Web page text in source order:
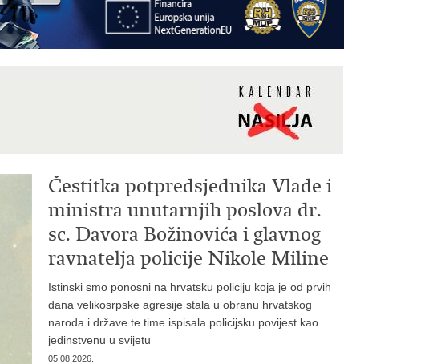
Čestitka potpredsjednika Vlade i
ministra unutarnjih poslova dr.
sc. Davora Božinovića i glavnog
ravnatelja policije Nikole Miline
Istinski smo ponosni na hrvatsku policiju koja je od prvih
dana velikosrpske agresije stala u obranu hrvatskog
naroda i države te time ispisala policijsku povijest kao
jedinstvenu u svijetu
05.08.2026.